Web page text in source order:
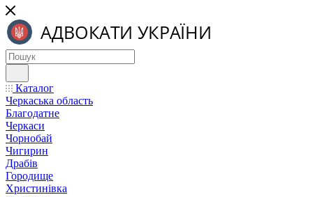
Каталог
Черкаська область
Благодатне
Черкаси
Чорнобай
Чигирин
Драбів
Городище
Христинівка